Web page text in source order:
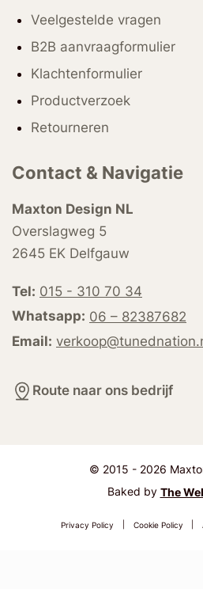
Veelgestelde vragen
B2B aanvraagformulier
Klachtenformulier
Productverzoek
Retourneren
Contact & Navigatie
Maxton Design NL
Overslagweg 5
2645 EK Delfgauw
Tel: 015 - 310 70 34
Whatsapp: 06 – 82387682
Email:
Route naar ons bedrijf
© 2015 - 2026
Baked by The
Privacy Policy Cookie Policy